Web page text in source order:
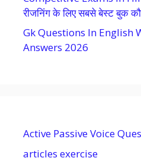
रीजनिंग के लिए सबसे बेस्ट बुक
Gk Questions In English
Answers 2026
Active Passive Voice
articles exercise